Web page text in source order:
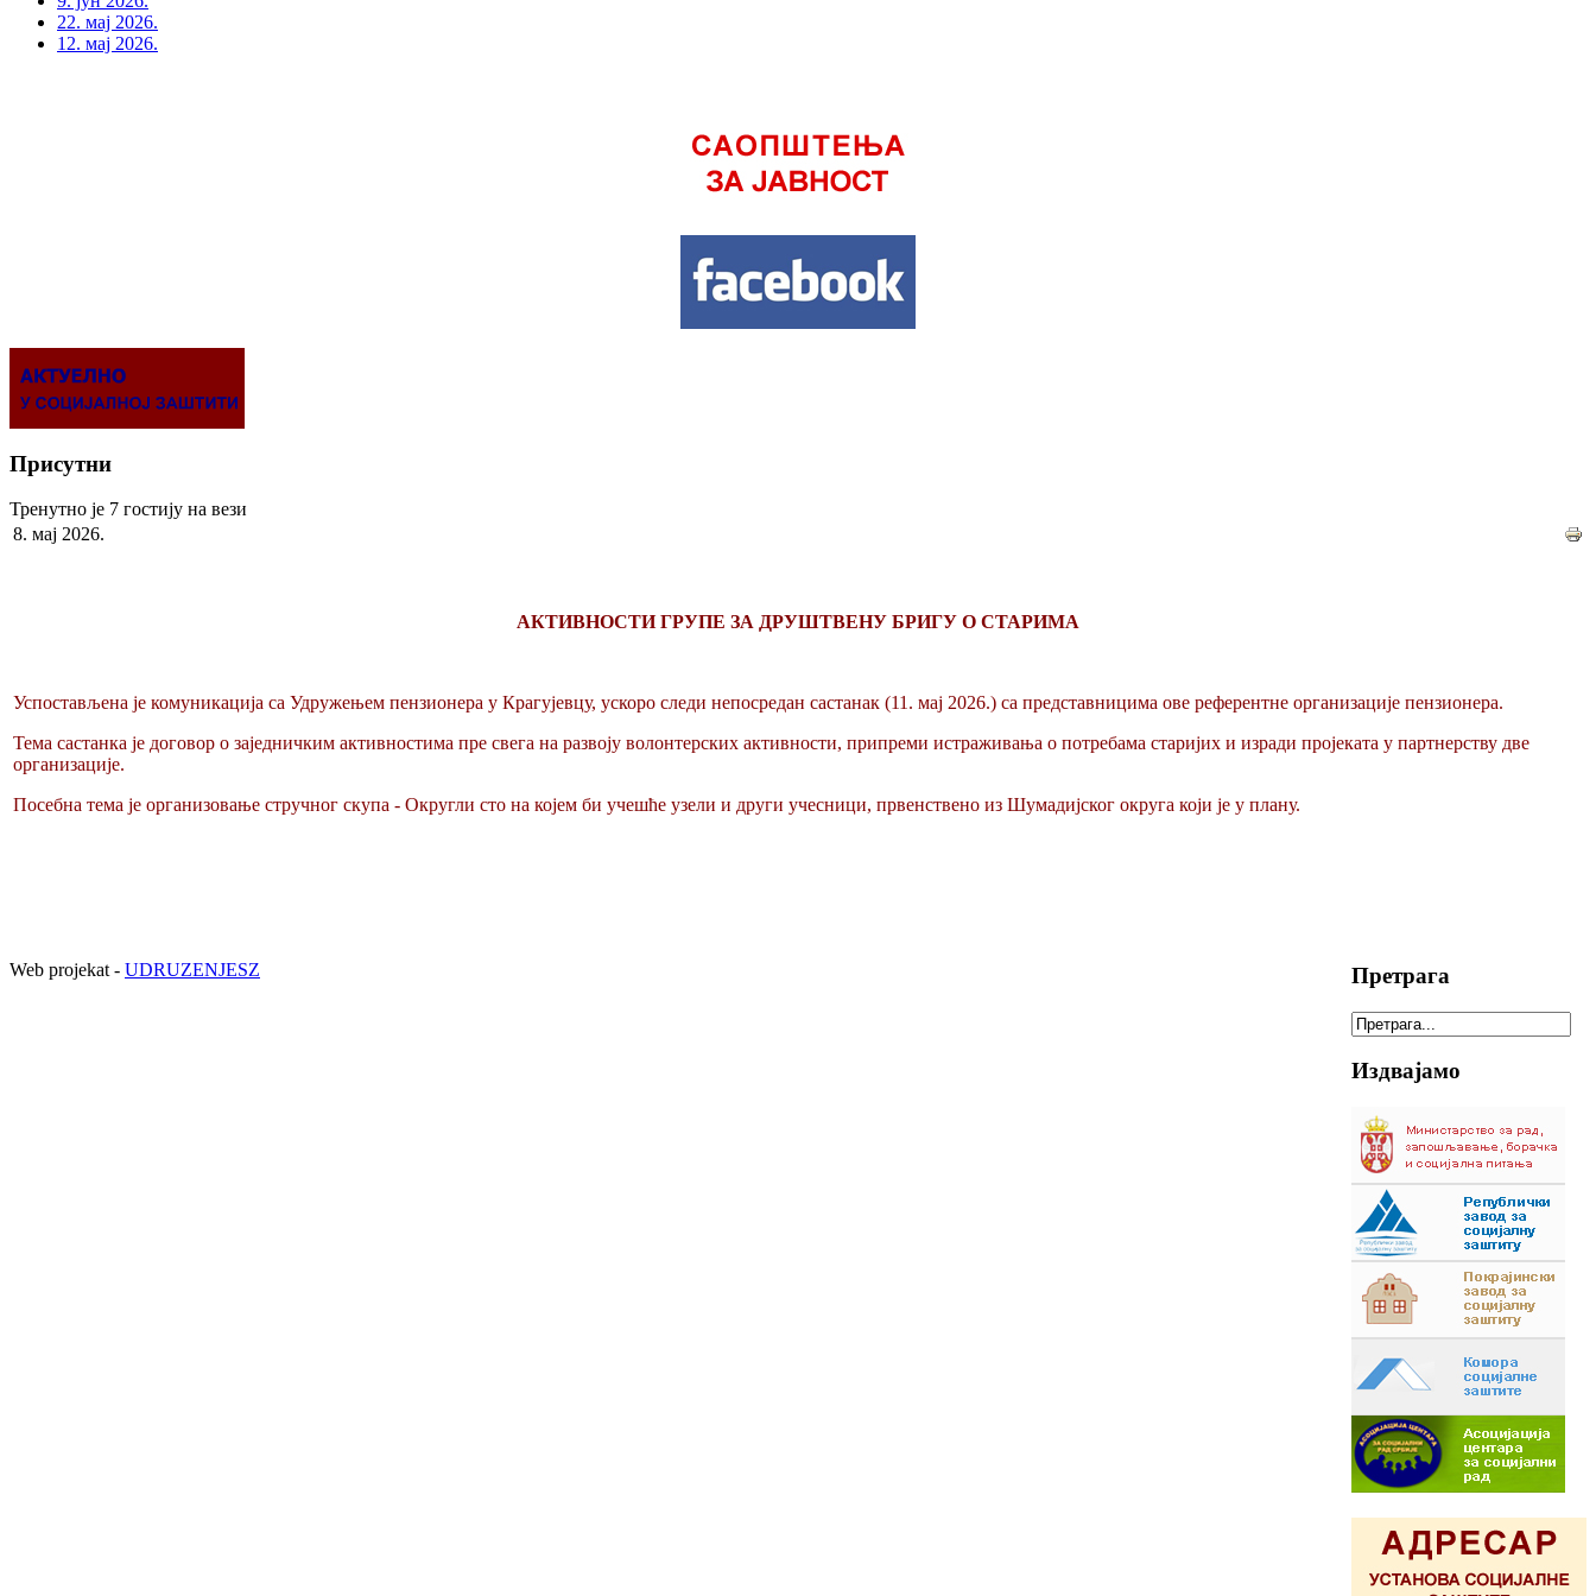
22. мај 2026.
12. мај 2026.
Присутни
Тренутно је 7 гостију на вези
8. мај 2026.
АКТИВНОСТИ ГРУПЕ ЗА ДРУШТВЕНУ БРИГУ О СТАРИМА
Успостављена је комуникација са Удружењем пензионера у Крагујевцу, ускоро следи непосредан састанак (11. мај 2026.) са представницима ове референтне организације пензионера.
Тема састанка је договор о заједничким активностима пре свега на развоју волонтерских активности, припреми истраживања о потребама старијих и изради пројеката у партнерству две
организације.
Посебна тема је организовање стручног скупа - Округли сто на којем би учешће узели и други учесници, првенствено из Шумадијског округа који је у плану.
Претрага
Издвајамо
Web projekat - UDRUZENJESZ